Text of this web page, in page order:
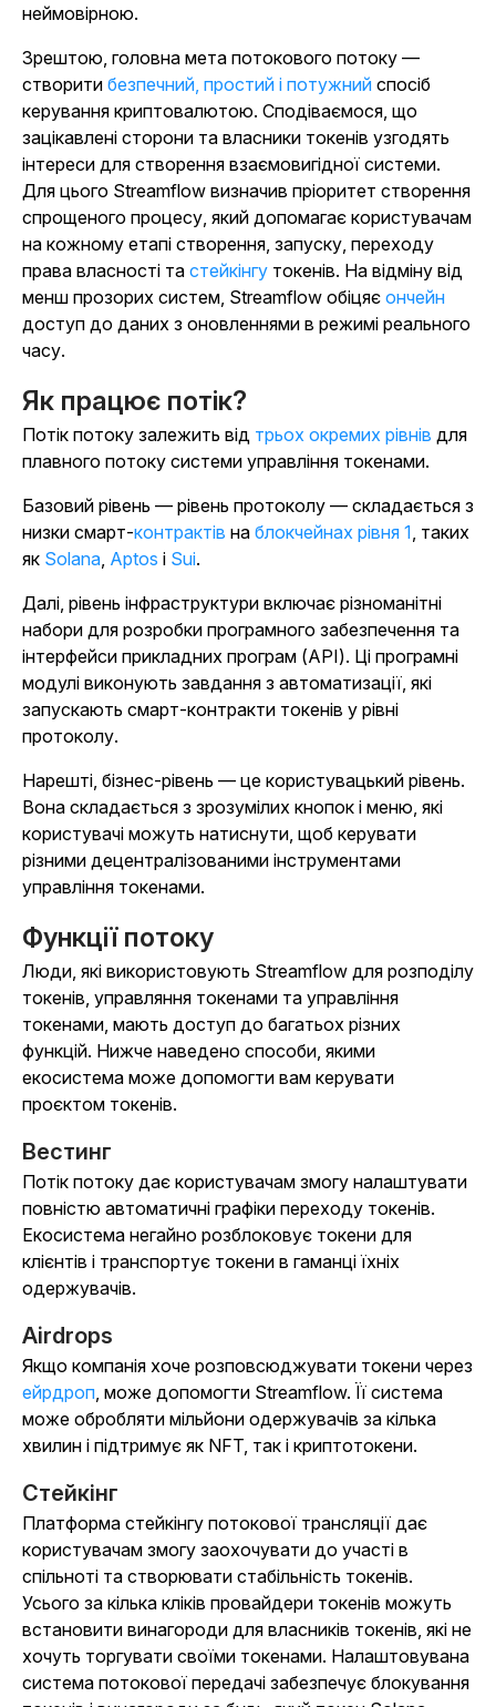
неймовірною.
Зрештою, головна мета потокового потоку —
створити безпечний, простий і потужний спосіб
керування криптовалютою. Сподіваємося, що
зацікавлені сторони та власники токенів узгодять
інтереси для створення взаємовигідної системи.
Для цього Streamflow визначив пріоритет створення
спрощеного процесу, який допомагає користувачам
на кожному етапі створення, запуску, переходу
права власності та стейкінгу токенів. На відміну від
менш прозорих систем, Streamflow обіцяє ончейн
доступ до даних з оновленнями в режимі реального
часу.
Як працює потік?
Потік потоку залежить від трьох окремих рівнів для
плавного потоку системи управління токенами.
Базовий рівень — рівень протоколу — складається з
низки смарт-контрактів на блокчейнах рівня 1, таких
як Solana, Aptos і Sui.
Далі, рівень інфраструктури включає різноманітні
набори для розробки програмного забезпечення та
інтерфейси прикладних програм (API). Ці програмні
модулі виконують завдання з автоматизації, які
запускають смарт-контракти токенів у рівні
протоколу.
Нарешті, бізнес-рівень — це користувацький рівень.
Вона складається з зрозумілих кнопок і меню, які
користувачі можуть натиснути, щоб керувати
різними децентралізованими інструментами
управління токенами.
Функції потоку
Люди, які використовують Streamflow для розподілу
токенів, управляння токенами та управління
токенами, мають доступ до багатьох різних
функцій. Нижче наведено способи, якими
екосистема може допомогти вам керувати
проєктом токенів.
Вестинг
Потік потоку дає користувачам змогу налаштувати
повністю автоматичні графіки переходу токенів.
Екосистема негайно розблоковує токени для
клієнтів і транспортує токени в гаманці їхніх
одержувачів.
Airdrops
Якщо компанія хоче розповсюджувати токени через
ейрдроп, може допомогти Streamflow. Її система
може обробляти мільйони одержувачів за кілька
хвилин і підтримує як NFT, так і криптотокени.
Стейкінг
Платформа стейкінгу потокової трансляції дає
користувачам змогу заохочувати до участі в
спільноті та створювати стабільність токенів.
Усього за кілька кліків провайдери токенів можуть
встановити винагороди для власників токенів, які не
хочуть торгувати своїми токенами. Налаштовувана
система потокової передачі забезпечує блокування